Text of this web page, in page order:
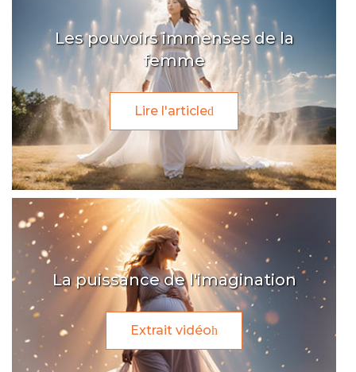
Les pouvoirs immenses de la
femme
Lire l'article
La puissance de l'imagination
Extrait vidéo